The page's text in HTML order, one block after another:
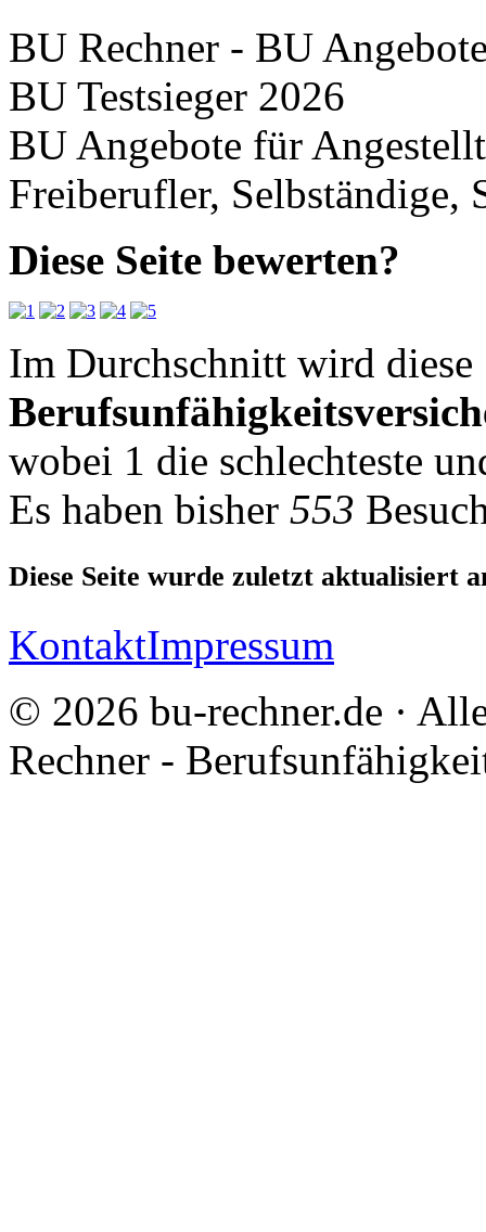
BU Rechner - BU
BU Testsieger 2026
BU Angebote für
Freiberufler, Selbständige,
Diese Seite bewerten?
Im Durchschnitt wird diese
wobei 1 die schlechteste
Es haben bisher 553
Diese Seite wurde zuletzt aktualisiert
KontaktImpressum
© 2026 bu-rechner.de ·
Rechner -